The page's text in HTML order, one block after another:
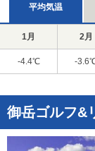
平均気温
1月 2月
-4.4℃ -
御岳ゴルフ&